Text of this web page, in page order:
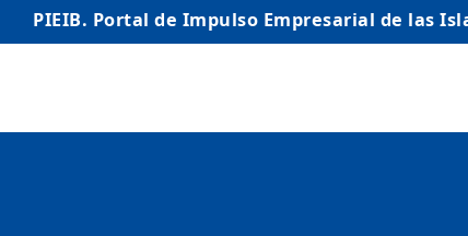
PIEIB. Portal de Impulso Empresarial de las
INICIO